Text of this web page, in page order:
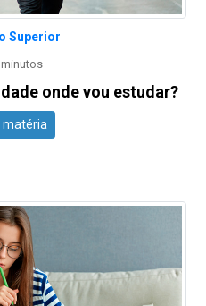
Superior
onde vou estudar?
matéria